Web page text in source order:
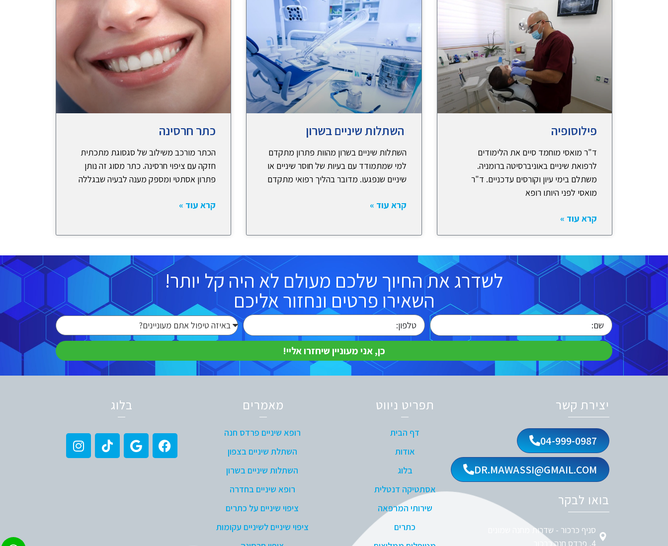
פילוסופיה
ד"ר מואסי מוחמד סיים את הלימודים
לרפואת שיניים באוניברסיטה ברומניה.
משתלם בימי עיון וקורסים עדכניים. ד"ר
מואסי לפני היותו רופא
קרא עוד »
השתלות שיניים בשרון
השתלות שיניים בשרון מהוות פתרון מתקדם
למי שמתמודד עם בעיות של חוסר שיניים או
שיניים שנפגעו. מדובר בהליך רפואי מתקדם
קרא עוד »
כתר חרסינה
הכתר מורכב משילוב של סגסוגת מתכתית
חזקה עם ציפוי חרסינה. כתר מסוג זה נותן
פתרון אסתטי ומספק מענה לבעיה שבגללה
קרא עוד »
לשדרג את החיוך שלכם מעולם לא היה קל יותר!
השאירו פרטים ונחזור אליכם
כן, אני מעוניין שיחזרו אליי!
יצירת קשר
04-999-0987
DR.MAWASSI@GMAIL.COM
בואו לבקר
סניף כרכור - שדרות מחנה שמונים
4, פרדס חנה כרכור
תפריט ניווט
דף הבית
אודות
בלוג
אסתטיקה דנטלית
שירותי המרפאה
כתרים
מאמרים
רופא שיניים פרדס חנה
השתלת שיניים בצפון
השתלות שיניים בשרון
רופא שיניים בחדרה
ציפוי שיניים על כתרים
ציפוי שיניים לשיניים עקומות
בלוג